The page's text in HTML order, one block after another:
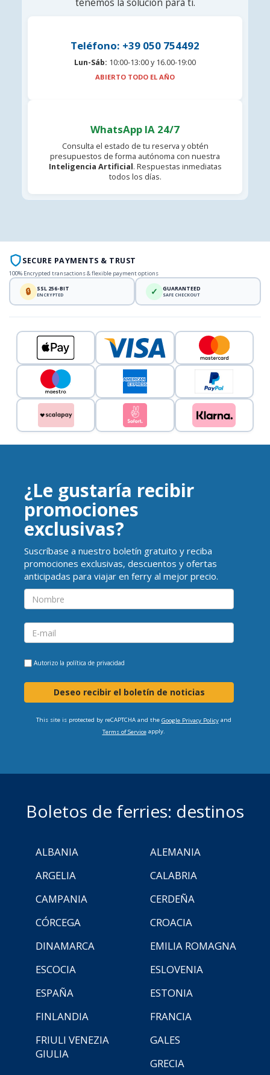
tenemos la solución para ti.
Teléfono: +39 050 754492
Lun-Sáb: 10:00-13:00 y 16.00-19:00
ABIERTO TODO EL AÑO
WhatsApp IA 24/7
Consulta el estado de tu reserva y obtén
presupuestos de forma autónoma con nuestra
Inteligencia Artificial. Respuestas inmediatas
todos los días.
SECURE PAYMENTS & TRUST
100% Encrypted transactions & flexible payment options
🔒 SSL 256-BIT
ENCRYPTED ✓ GUARANTEED
SAFE CHECKOUT
¿Le gustaría recibir
promociones
exclusivas?
Suscríbase a nuestro boletín gratuito y reciba
promociones exclusivas, descuentos y ofertas
anticipadas para viajar en ferry al mejor precio.
Autorizo la política de privacidad
Deseo recibir el boletín de noticias
This site is protected by reCAPTCHA and the Google Privacy Policyand
Terms of Serviceapply.
Boletos de ferries: destinos
ALBANIA
ALEMANIA
ARGELIA
CALABRIA
CAMPANIA
CERDEÑA
CÓRCEGA
CROACIA
DINAMARCA
EMILIA ROMAGNA
ESCOCIA
ESLOVENIA
ESPAÑA
ESTONIA
FINLANDIA
FRANCIA
FRIULI VENEZIA
GIULIA
GALES
GRECIA